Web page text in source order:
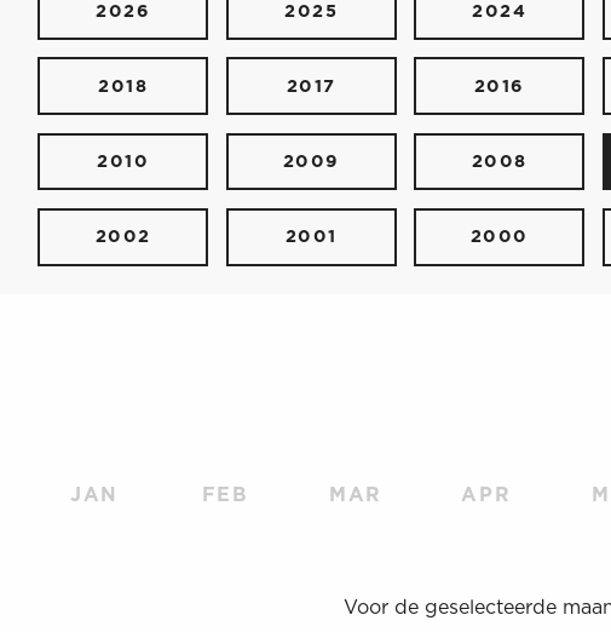
2026 2025 2024
2018 2017 2016
2010 2009 2008
2002 2001 2000
JAN FEB MAR APR
Voor de geselecteerde